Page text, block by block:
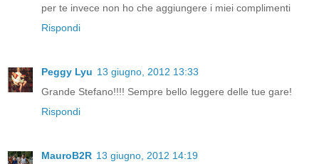
per te invece non ho che aggiungere i miei complimenti
Rispondi
Peggy Lyu 13 giugno, 2012 13:33
Grande Stefano!!!! Sempre bello leggere delle tue gare!
Rispondi
MauroB2R 13 giugno, 2012 14:19